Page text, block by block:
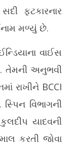
ફટકારનાર
મળ્યું છે.
વાઈસ
તેમની અનુભવી
રાખીને BCCI
વિભાગની
યાદવની
કરતી જોવા